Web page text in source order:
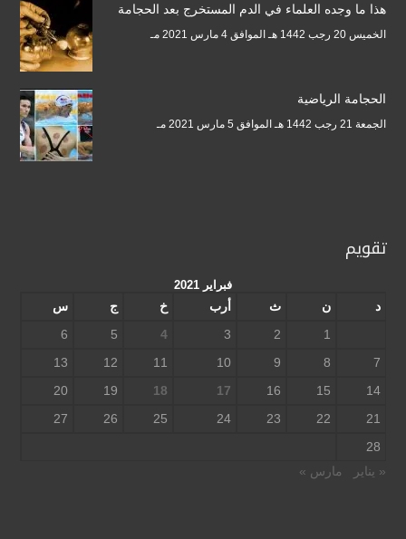
هذا ما وجده العلماء في الدم المستخرج بعد الحجامة
الخميس 20 رجب 1442 هـ الموافق 4 مارس 2021 مـ
الحجامة الرياضية
الجمعة 21 رجب 1442 هـ الموافق 5 مارس 2021 مـ
تقويم
فبراير 2021
د ن ث أرب خ ج
س
1
2
3
4
5
6
7
8
9
10
11
12
13
14
15
16
17
18
19
20
21
22
23
24
25
26
27
28
« يناير
مارس »